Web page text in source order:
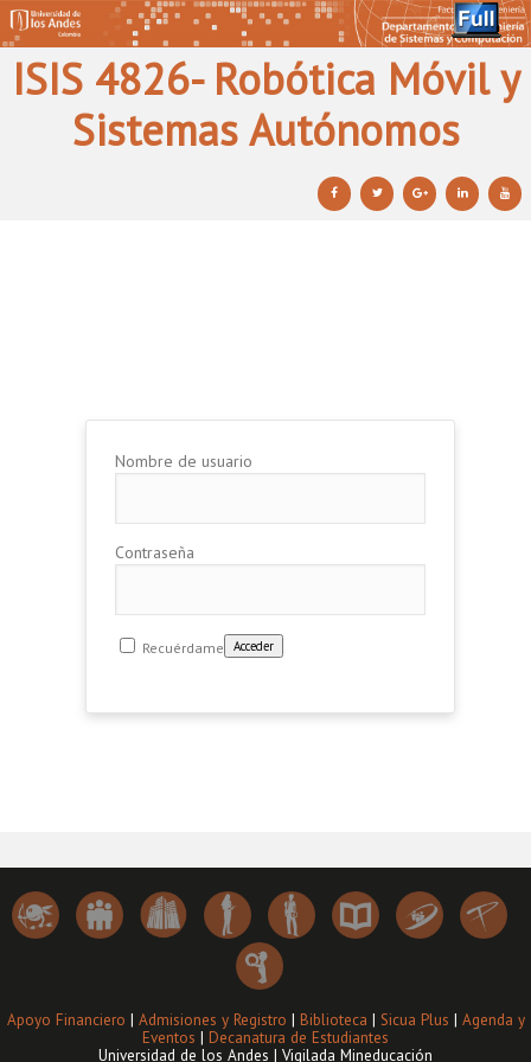
ISIS 4826- Robótica Móvil y
Sistemas Autónomos
Nombre de usuario
Contraseña
Recuérdame
Apoyo Financiero | Admisiones y Registro | Biblioteca | Sicua Plus | Agenda y
Eventos | Decanatura de Estudiantes
Universidad de los Andes | Vigilada Mineducación